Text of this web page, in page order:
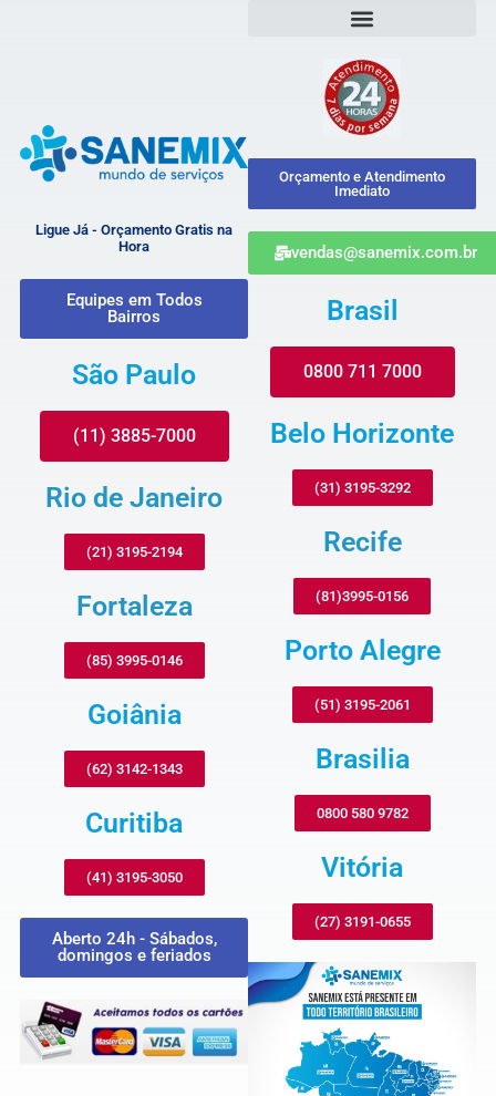
Ligue Já - Orçamento Gratis na
Hora
Equipes em Todos
Bairros
São Paulo
(11) 3885-7000
Rio de Janeiro
(21) 3195-2194
Fortaleza
(85) 3995-0146
Goiânia
(62) 3142-1343
Curitiba
(41) 3195-3050
Aberto 24h - Sábados,
domingos e feriados
Orçamento e Atendimento
Imediato
vendas@sanemix.com.br
Brasil
0800 711 7000
Belo Horizonte
(31) 3195-3292
Recife
(81)3995-0156
Porto Alegre
(51) 3195-2061
Brasilia
0800 580 9782
Vitória
(27) 3191-0655